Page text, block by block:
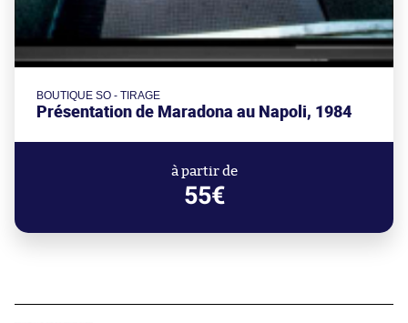
BOUTIQUE SO - TIRAGE
Présentation de Maradona au Napoli, 1984
à partir de
55€